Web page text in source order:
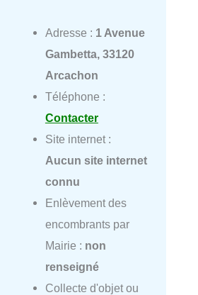
Adresse : 1 Avenue
Gambetta, 33120
Arcachon
Téléphone :
Contacter
Site internet :
Aucun site internet
connu
Enlèvement des
encombrants par
Mairie : non
renseigné
Collecte d'objet ou